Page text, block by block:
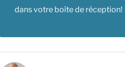
dans votre boîte de réception!